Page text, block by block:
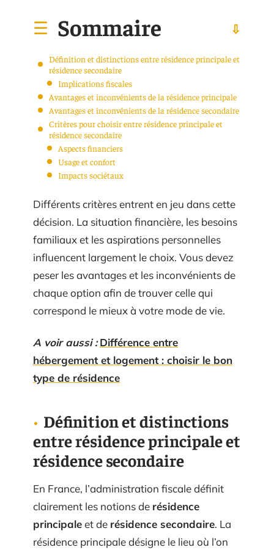
Sommaire
Définition et distinctions entre résidence principale et
résidence secondaire
Implications fiscales
Avantages et inconvénients de la résidence principale
Avantages et inconvénients de la résidence secondaire
Critères pour choisir entre résidence principale et
résidence secondaire
Aspects financiers
Usage et confort
Impacts sociétaux
Différents critères entrent en jeu dans cette
décision. La situation financière, les besoins
familiaux et les aspirations personnelles
influencent largement le choix. Vous devez
peser les avantages et les inconvénients de
chaque option afin de trouver celle qui
correspond le mieux à votre mode de vie.
A voir aussi : Différence entre
hébergement et logement : choisir le bon
type de résidence
Définition et distinctions
entre résidence principale et
résidence secondaire
En France, l’administration fiscale définit
clairement les notions de résidence
principaleet de résidence secondaire. La
résidence principale désigne le lieu où l’on